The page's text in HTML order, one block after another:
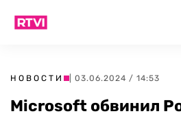
НОВОСТИ | 03.06.2024 / 14:53
Microsoft обвинил